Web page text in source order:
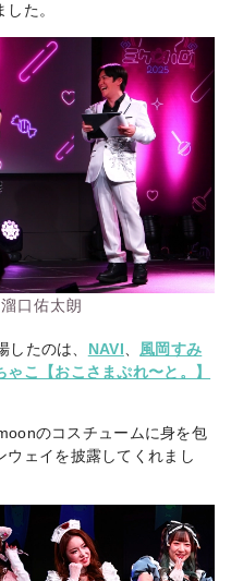
た。
口佑太朗
したのは、 NAVI 、 風岡すみ
ゃこ【おこさまぷれ〜と。】
のコスチュームに身を包
ウェイを披露してくれまし